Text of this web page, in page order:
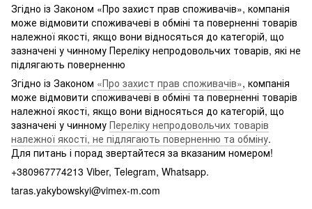
Згідно із Законом «Про захист прав споживачів», компанія
може відмовити споживачеві в обміні та поверненні товарів
належної якості, якщо вони відносяться до категорій, що
зазначені у чинному Переліку непродовольчих товарів, які не
підлягають поверненню
Згідно із Законом «Про захист прав споживачів», компанія
може відмовити споживачеві в обміні та поверненні товарів
належної якості, якщо вони відносяться до категорій, що
зазначені у чинному Переліку непродовольчих товарів
належної якості, не підлягають поверненню та обміну.
Для питань і порад звертайтеся за вказаним номером!
+380967774213 Viber, Telegram, Whatsapp.
taras.yakybowskyi@vimex-m.com